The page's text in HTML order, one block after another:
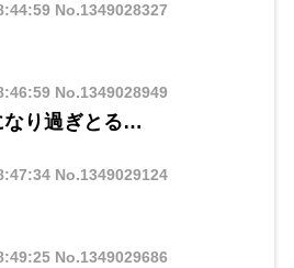
No.1349028327
No.1349028949
なり過ぎとる…
No.1349029124
No.1349029686